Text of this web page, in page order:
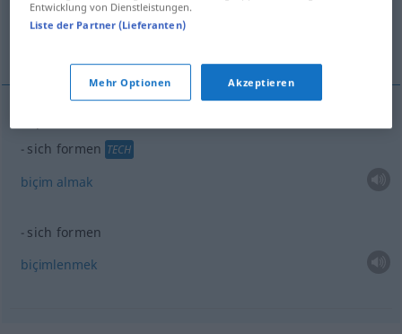
(Für mehr Details die Übersetzung anklicken/antippen)
sich formen TECH
biçim almak
sich formen
biçimlenmek
Entwicklung von Dienstleistungen.
Liste der Partner (Lieferanten)
Mehr Optionen Akzeptieren